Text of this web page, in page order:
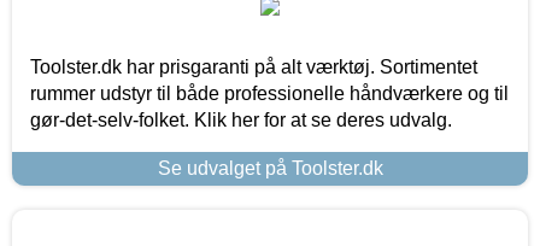
Toolster.dk har prisgaranti på alt værktøj. Sortimentet
rummer udstyr til både professionelle håndværkere og til
gør-det-selv-folket. Klik her for at se deres udvalg.
Se udvalget på Toolster.dk